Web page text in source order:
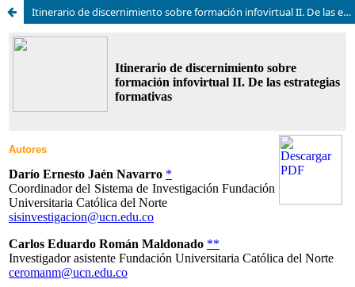
Itinerario de discernimiento sobre formación infovirtual II. De las estrategias formativas